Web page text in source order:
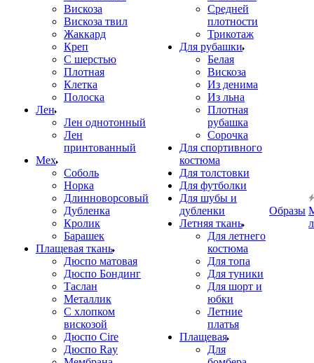
Вискоза
Вискоза твил
Жаккард
Креп
С шерстью
Плотная
Клетка
Полоска
Лен
Лен однотонный
Лен
принтованный
Мех
Соболь
Норка
Длинноворсовый
Дубленка
Кролик
Барашек
Плащевая ткань
Дюспо матовая
Дюспо Бондинг
Таслан
Металлик
С хлопком
вискозой
Дюспо Cire
Дюспо Ray
Средней
плотности
Трикотаж
Для рубашки
Белая
Вискоза
Из денима
Из льна
Плотная
рубашка
Сорочка
Для спортивного
костюма
Для толстовки
Для футболки
Для шубы и
дубленки
Летняя ткань
Для летнего
костюма
Для топа
Для туники
Для шорт и
юбки
Летние
платья
Плащевая
Для
Образы